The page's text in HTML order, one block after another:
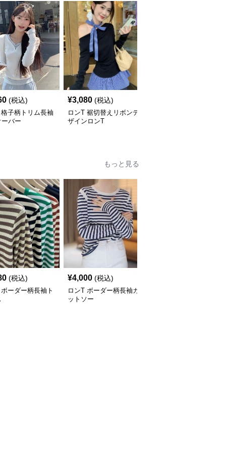
(税込)
子柄トリム長袖
ーバー
¥3,080 (税込)
ロンT 裾切替えリボンデ
ザインロンT
もっと見る
(税込)
ーダー柄長袖ト
¥4,000 (税込)
ロンT ボーダー柄長袖カ
ットソー